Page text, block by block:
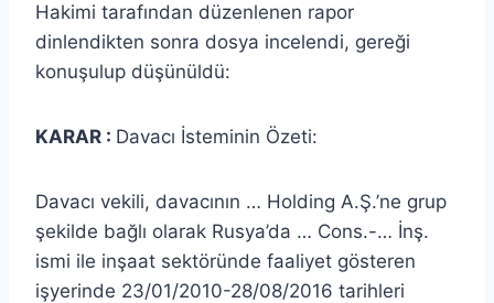
Hakimi tarafından düzenlenen rapor
dinlendikten sonra dosya incelendi, gereği
konuşulup düşünüldü:
KARAR : Davacı İsteminin Özeti:
Davacı vekili, davacının … Holding A.Ş.’ne grup
şekilde bağlı olarak Rusya’da … Cons.-… İnş.
ismi ile inşaat sektöründe faaliyet gösteren
işyerinde 23/01/2010-28/08/2016 tarihleri